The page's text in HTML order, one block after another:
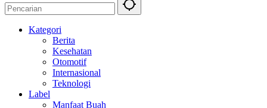
Kategori
Berita
Kesehatan
Otomotif
Internasional
Teknologi
Label
Manfaat Buah